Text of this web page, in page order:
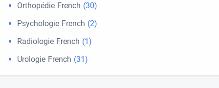
Orthopédie French (30)
Psychologie French (2)
Radiologie French (1)
Urologie French (31)